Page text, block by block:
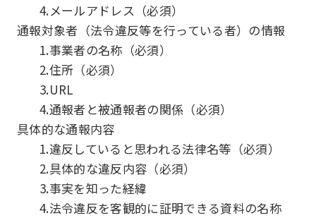
4.メールアドレス（必須）
通報対象者（法令違反等を行っている者）の情報
1.事業者の名称（必須）
2.住所（必須）
3.URL
4.通報者と被通報者の関係（必須）
具体的な通報内容
1.違反していると思われる法律名等（必須）
2.具体的な違反内容（必須）
3.事実を知った経緯
4.法令違反を客観的に証明できる資料の名称